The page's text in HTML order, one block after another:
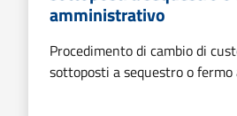
amministrativo
Procedimento di cambio di
sottoposti a sequestro o